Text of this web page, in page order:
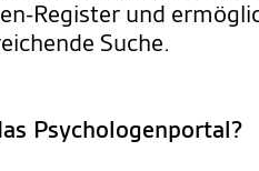
Register und
Suche.
Psychologenportal?